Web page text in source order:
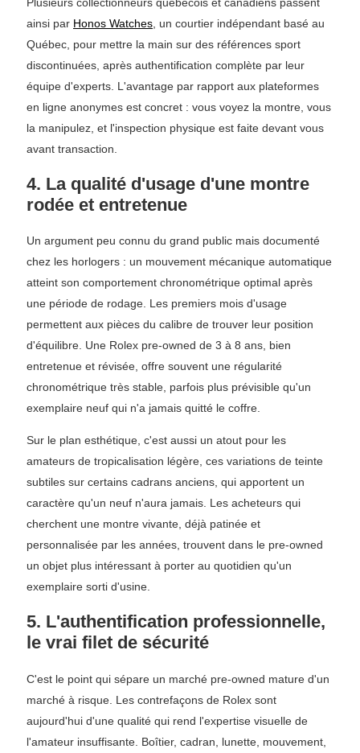
ainsi par Honos Watches , un courtier indépendant basé au
Québec, pour mettre la main sur des références sport
discontinuées, après authentification complète par leur
équipe d'experts. L'avantage par rapport aux plateformes
en ligne anonymes est concret : vous voyez la montre, vous
la manipulez, et l'inspection physique est faite devant vous
avant transaction.
4. La qualité d'usage d'une montre
rodée et entretenue
Un argument peu connu du grand public mais documenté
chez les horlogers : un mouvement mécanique automatique
atteint son comportement chronométrique optimal après
une période de rodage. Les premiers mois d'usage
permettent aux pièces du calibre de trouver leur position
d'équilibre. Une Rolex pre-owned de 3 à 8 ans, bien
entretenue et révisée, offre souvent une régularité
chronométrique très stable, parfois plus prévisible qu'un
exemplaire neuf qui n'a jamais quitté le coffre.
Sur le plan esthétique, c'est aussi un atout pour les
amateurs de tropicalisation légère, ces variations de teinte
subtiles sur certains cadrans anciens, qui apportent un
caractère qu'un neuf n'aura jamais. Les acheteurs qui
cherchent une montre vivante, déjà patinée et
personnalisée par les années, trouvent dans le pre-owned
un objet plus intéressant à porter au quotidien qu'un
exemplaire sorti d'usine.
5. L'authentification professionnelle,
le vrai filet de sécurité
C'est le point qui sépare un marché pre-owned mature d'un
marché à risque. Les contrefaçons de Rolex sont
aujourd'hui d'une qualité qui rend l'expertise visuelle de
l'amateur insuffisante. Boîtier, cadran, lunette, mouvement,